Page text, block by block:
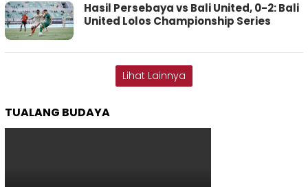
Hasil Persebaya vs Bali United, 0-2: Bali
United Lolos Championship Series
Lihat Lainnya
TUALANG BUDAYA